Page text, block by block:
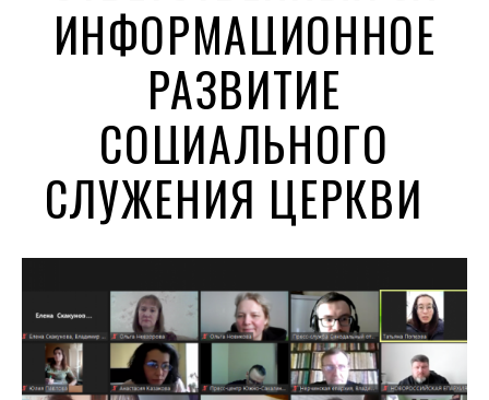
ИНФОРМАЦИОННОЕ
РАЗВИТИЕ
СОЦИАЛЬНОГО
СЛУЖЕНИЯ ЦЕРКВИ